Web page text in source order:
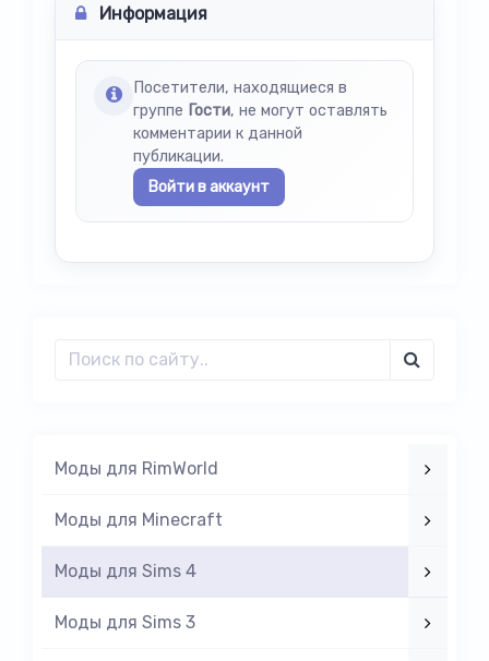
Информация
Посетители, находящиеся в
группе Гости, не могут оставлять
комментарии к данной
публикации.
Войти в аккаунт
Моды для RimWorld
Моды для Minecraft
Моды для Sims 4
Моды для Sims 3